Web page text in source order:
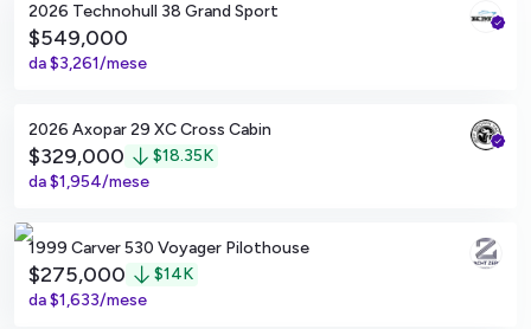
2026 Technohull 38 Grand Sport
$549,000
da$3,261/mese
2026 Axopar 29 XC Cross Cabin
$329,000 $18.35K
da$1,954/mese
San Diego, California
1999 Carver 530 Voyager Pilothouse
$275,000 $14K
da$1,633/mese
San Diego, California
San Diego, California